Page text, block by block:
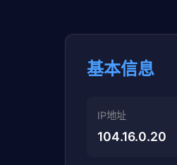
基本信息
IP地址
104.16.0.20